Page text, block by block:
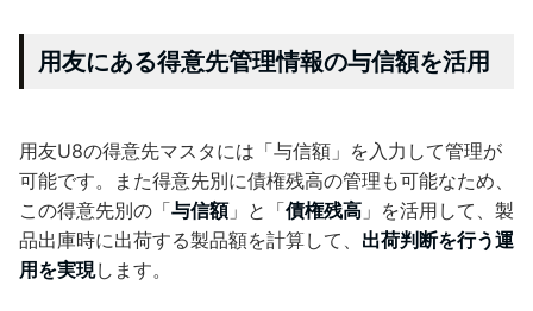
用友にある得意先管理情報の与信額を活用
用友U8の得意先マスタには「与信額」を入力して管理が
可能です。また得意先別に債権残高の管理も可能なため、
この得意先別の「与信額」と「債権残高 」を活用して、製
品出庫時に出荷する製品額を計算して、 出荷判断を行う運
用を実現します。